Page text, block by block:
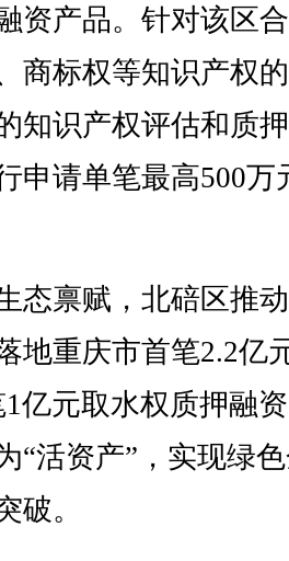
资产品。针对该区
商标权等知识产权
知识产权评估和质
申请单笔最高500万
禀赋，北碚区推动
地重庆市首笔2.2亿
亿元取水权质押融
“活资产”，实现绿
破。